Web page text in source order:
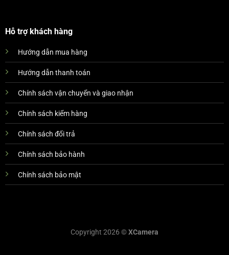
Hỗ trợ khách hàng
Hướng dẫn mua hàng
Hướng dẫn thanh toán
Chính sách vận chuyển và giao nhận
Chính sách kiểm hàng
Chính sách đổi trả
Chính sách bảo hành
Chính sách bảo mật
Copyright 2026 ©XCamera